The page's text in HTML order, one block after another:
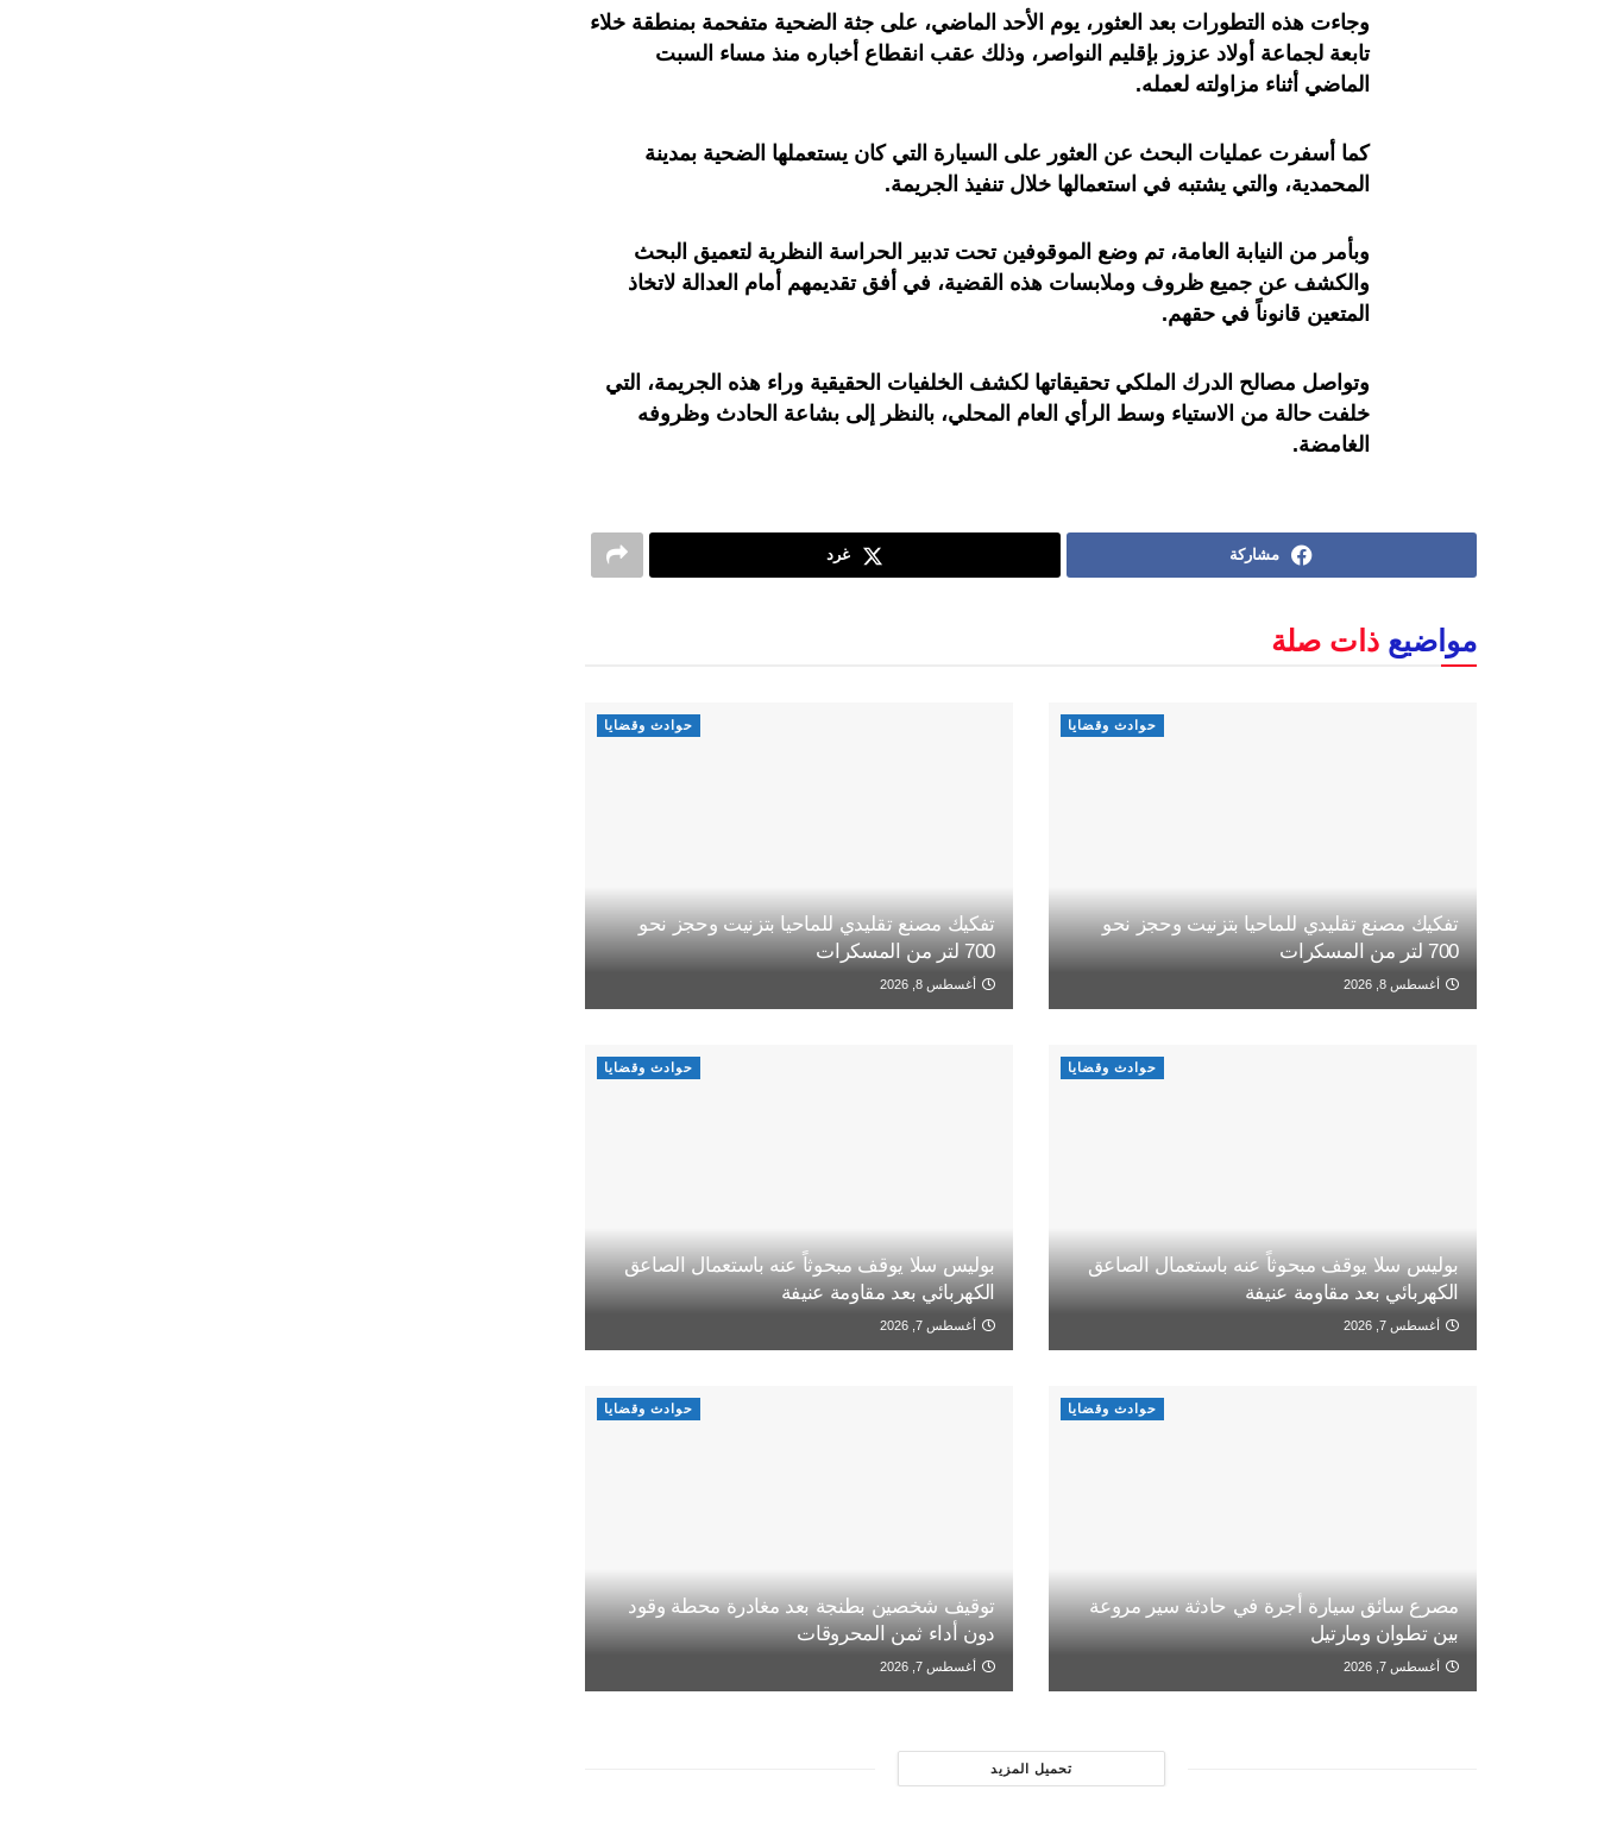
وجاءت هذه التطورات بعد العثور، يوم الأحد الماضي، على جثة الضحية متفحمة بمنطقة خلاء
تابعة لجماعة أولاد عزوز بإقليم النواصر، وذلك عقب انقطاع أخباره منذ مساء السبت
الماضي أثناء مزاولته لعمله.
كما أسفرت عمليات البحث عن العثور على السيارة التي كان يستعملها الضحية بمدينة
المحمدية، والتي يشتبه في استعمالها خلال تنفيذ الجريمة.
وبأمر من النيابة العامة، تم وضع الموقوفين تحت تدبير الحراسة النظرية لتعميق البحث
والكشف عن جميع ظروف وملابسات هذه القضية، في أفق تقديمهم أمام العدالة لاتخاذ
المتعين قانوناً في حقهم.
وتواصل مصالح الدرك الملكي تحقيقاتها لكشف الخلفيات الحقيقية وراء هذه الجريمة، التي
خلفت حالة من الاستياء وسط الرأي العام المحلي، بالنظر إلى بشاعة الحادث وظروفه
الغامضة.
مشاركة غرد
مواضيع ذات صلة
حوادث وقضايا
تفكيك مصنع تقليدي للماحيا بتزنيت وحجز نحو
700 لتر من المسكرات
أغسطس 8, 2026
حوادث وقضايا
تفكيك مصنع تقليدي للماحيا بتزنيت وحجز نحو
700 لتر من المسكرات
أغسطس 8, 2026
حوادث وقضايا
بوليس سلا يوقف مبحوثاً عنه باستعمال الصاعق
الكهربائي بعد مقاومة عنيفة
أغسطس 7, 2026
حوادث وقضايا
بوليس سلا يوقف مبحوثاً عنه باستعمال الصاعق
الكهربائي بعد مقاومة عنيفة
أغسطس 7, 2026
حوادث وقضايا
مصرع سائق سيارة أجرة في حادثة سير مروعة
بين تطوان ومارتيل
أغسطس 7, 2026
حوادث وقضايا
توقيف شخصين بطنجة بعد مغادرة محطة وقود
دون أداء ثمن المحروقات
أغسطس 7, 2026
تحميل المزيد